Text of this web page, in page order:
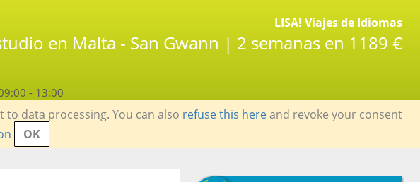
LISA! Viajes de Idiomas
en Malta - San Gwann | 2 semanas en 1189 €
- 13:00
data processing. You can also refuse this hereand revoke your consent
OK